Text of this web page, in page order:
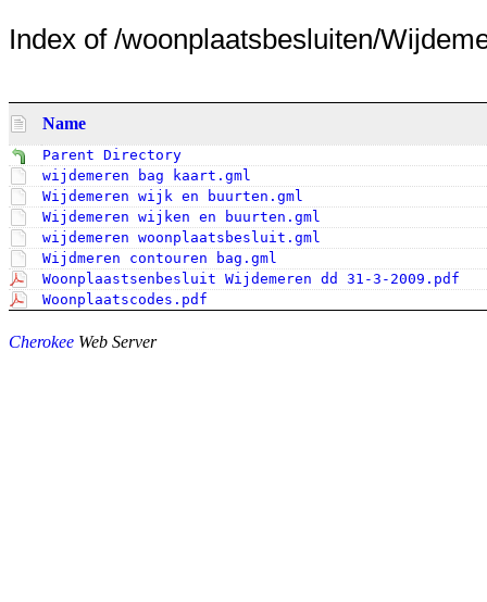
Index of /woonplaatsbesluiten/
Name
Parent Directory
wijdemeren bag kaart.gml
Wijdemeren wijk en buurten.gml
Wijdemeren wijken en buurten.gml
wijdemeren woonplaatsbesluit.gml
Wijdmeren contouren bag.gml
Woonplaastsenbesluit Wijdemeren dd 31-3-2009.pdf
Woonplaatscodes.pdf
Cherokee Web Server